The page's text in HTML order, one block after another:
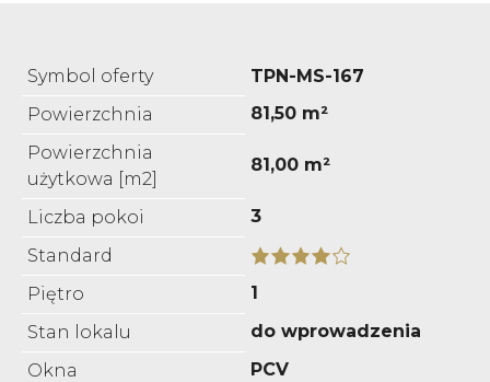
Symbol oferty
TPN-MS-167
Powierzchnia
81,50 m²
Powierzchnia
użytkowa [m2]
81,00 m²
Liczba pokoi
3
Standard
Piętro
1
Stan lokalu
do wprowadzenia
Okna
PCV